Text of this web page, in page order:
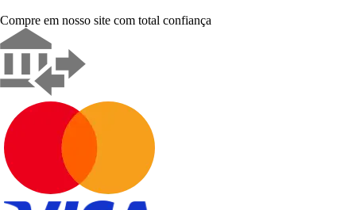
Compre em nosso site com total confiança